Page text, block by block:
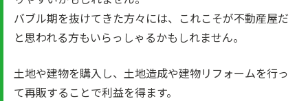
バブル期を抜けてきた方々には、これこそが不動産屋だ
と思われる方もいらっしゃるかもしれません。
土地や建物を購入し、土地造成や建物リフォームを行っ
て再販することで利益を得ます。